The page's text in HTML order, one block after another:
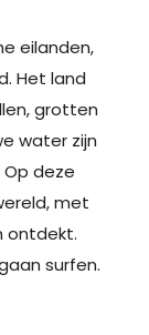
eilanden,
Het land
grotten
water zijn
deze
met
ontdekt.
surfen.